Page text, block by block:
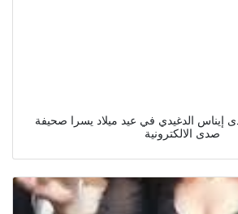
إيناس الدغيدي في عيد ميلاد يسرا صحيفة
صدى الالكترونية